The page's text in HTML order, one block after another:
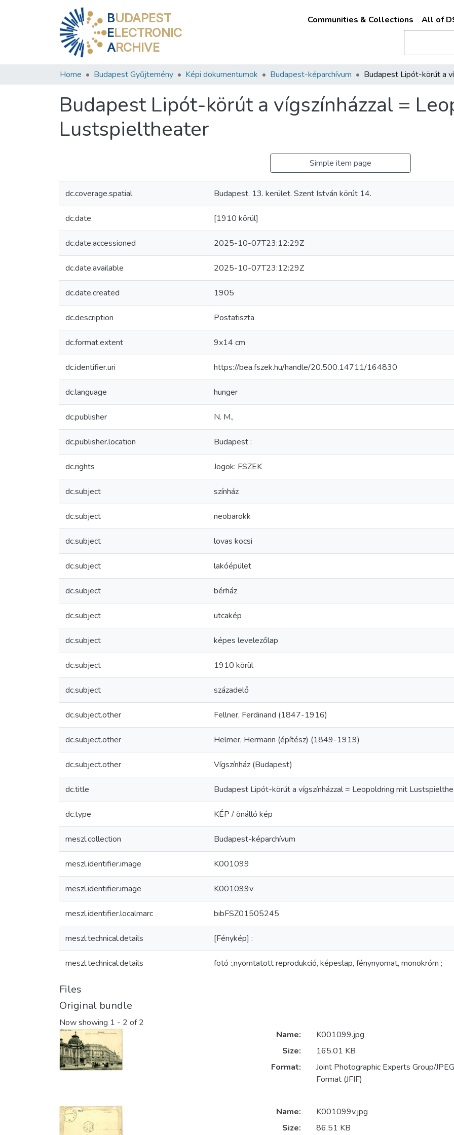
BUDAPEST
ELECTRONIC
ARCHIVE
Communities & Collections All of
Home Budapest Gyűjtemény Képi dokumentumok Budapest-képarchívum
Budapest Lipót-körút a vígszínházzal =
Lustspieltheater
Simple item page
dc.coverage.spatial Budapest. 13. kerület. Szent István körút 14.
dc.date [1910 körül]
dc.date.accessioned 2025-10-07T23:12:29Z
dc.date.available 2025-10-07T23:12:29Z
dc.date.created 1905
dc.description Postatiszta
dc.format.extent 9x14 cm
dc.identifier.uri https://bea.fszek.hu/handle/20.500.14711/164830
dc.language hunger
dc.publisher N. M.,
dc.publisher.location Budapest :
dc.rights Jogok: FSZEK
dc.subject színház
dc.subject neobarokk
dc.subject lovas kocsi
dc.subject lakóépület
dc.subject bérház
dc.subject utcakép
dc.subject képes levelezőlap
dc.subject 1910 körül
dc.subject századelő
dc.subject.other Fellner, Ferdinand (1847-1916)
dc.subject.other Helmer, Hermann (építész) (1849-1919)
dc.subject.other Vígszínház (Budapest)
dc.title Budapest Lipót-körút a vígszínházzal = Leopoldring mit
dc.type KÉP / önálló kép
meszl.collection Budapest-képarchívum
meszl.identifier.image K001099
meszl.identifier.image K001099v
meszl.identifier.localmarc bibFSZ01505245
meszl.technical.details [Fénykép] :
meszl.technical.details fotó :,nyomtatott reprodukció, képeslap, fénynyomat, monokróm ;
Files
Original bundle
Now showing 1 - 2 of 2
Name:
K001099.jpg
Size:
165.01 KB
Format:
Joint Photographic Experts Group/
Format (JFIF)
Name:
K001099v.jpg
Size:
86.51 KB